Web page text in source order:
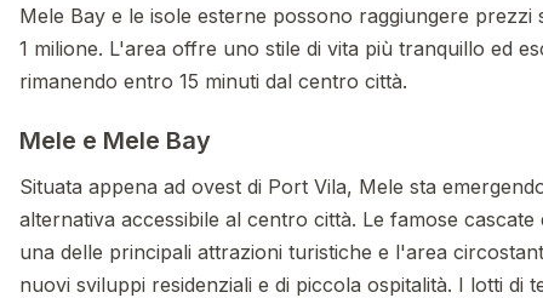
Mele Bay e le isole esterne possono raggiungere prezzi
1 milione. L'area offre uno stile di vita più tranquillo ed
rimanendo entro 15 minuti dal centro città.
Mele e Mele Bay
Situata appena ad ovest di Port Vila, Mele sta
alternativa accessibile al centro città. Le famose cascate
una delle principali attrazioni turistiche e l'area
nuovi sviluppi residenziali e di piccola ospitalità. I lotti di